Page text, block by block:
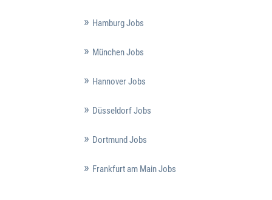
Hamburg Jobs
München Jobs
Hannover Jobs
Düsseldorf Jobs
Dortmund Jobs
Frankfurt am Main Jobs